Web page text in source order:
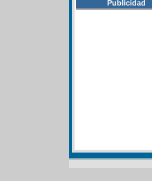
Publicidad